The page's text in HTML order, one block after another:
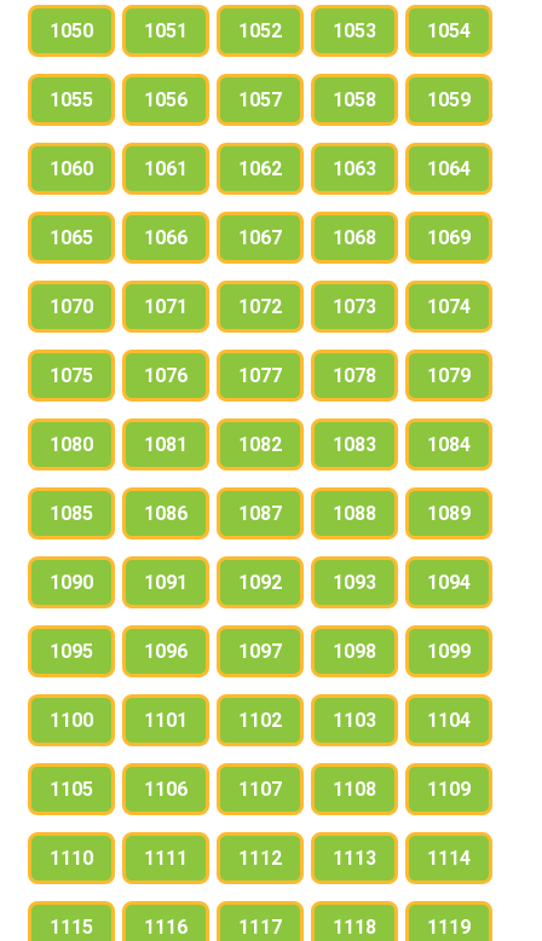
1050 1051 1052 1053 1054
1055 1056 1057 1058 1059
1060 1061 1062 1063 1064
1065 1066 1067 1068 1069
1070 1071 1072 1073 1074
1075 1076 1077 1078 1079
1080 1081 1082 1083 1084
1085 1086 1087 1088 1089
1090 1091 1092 1093 1094
1095 1096 1097 1098 1099
1100 1101 1102 1103 1104
1105 1106 1107 1108 1109
1110 1111 1112 1113 1114
1115 1116 1117 1118 1119